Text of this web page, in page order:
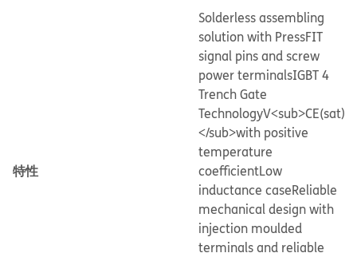
特性
Solderless assembling
solution with PressFIT
signal pins and screw
power terminalsIGBT 4
Trench Gate
TechnologyV<sub>CE(sat)
</sub>with positive
temperature
coefficientLow
inductance caseReliable
mechanical design with
injection moulded
terminals and reliable